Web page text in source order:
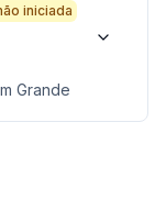
iniciada
Grande